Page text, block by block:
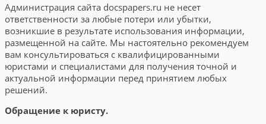
Администрация сайта docspapers.ru не несет
ответственности за любые потери или убытки,
возникшие в результате использования информации,
размещенной на сайте. Мы настоятельно рекомендуем
вам консультироваться с квалифицированными
юристами и специалистами для получения точной и
актуальной информации перед принятием любых
решений.
Обращение к юристу.